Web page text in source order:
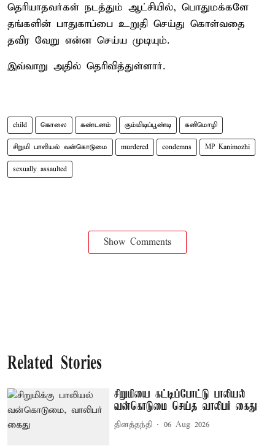
தெரியாதவர்கள் நடத்தும் ஆட்சியில், பொதுமக்களே
தங்களின் பாதுகாப்பை உறுதி செய்து கொள்வதை
தவிர வேறு என்ன செய்ய முடியும்.
இவ்வாறு அதில் தெரிவித்துள்ளார்.
child கொலை கண்டனம் கும்மிடிப்பூண்டி கனிமொழி
சிறுமி பாலியல் வன்கொடுமை murdered condemns MP Kanimozhi
sexually assaulted
Show Comments
Related Stories
சிறுமியை கட்டிப்போட்டு பாலியல்
வன்கொடுமை செய்த வாலிபர் கைது
தினத்தந்தி 06 Aug 2026